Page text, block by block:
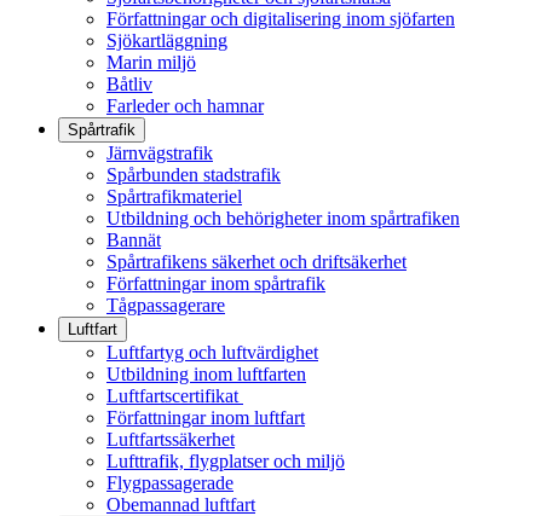
Författningar och digitalisering inom sjöfarten
Sjökartläggning
Marin miljö
Båtliv
Farleder och hamnar
Spårtrafik
Järnvägstrafik
Spårbunden stadstrafik
Spårtrafikmateriel
Utbildning och behörigheter inom spårtrafiken
Bannät
Spårtrafikens säkerhet och driftsäkerhet
Författningar inom spårtrafik
Tågpassagerare
Luftfart
Luftfartyg och luftvärdighet
Utbildning inom luftfarten
Luftfartscertifikat
Författningar inom luftfart
Luftfartssäkerhet
Lufttrafik, flygplatser och miljö
Flygpassagerade
Obemannad luftfart